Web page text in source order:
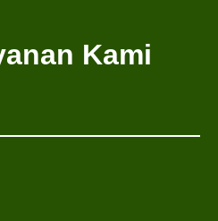
Kami